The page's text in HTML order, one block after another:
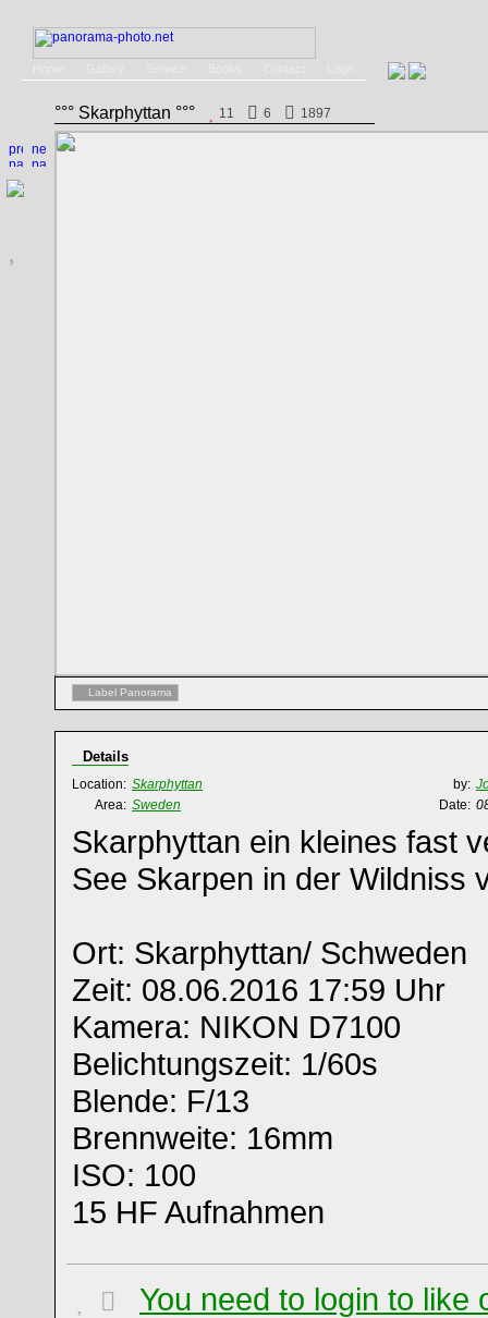
°°° Skarphyttan °°° 11 6 1897
Label Panorama
Details
Location: Skarphyttan by:
Area: Sweden Date:
Skarphyttan ein kleines fast
See Skarpen in der Wildniss
Ort: Skarphyttan/ Schweden
Zeit: 08.06.2016 17:59 Uhr
Kamera: NIKON D7100
Belichtungszeit: 1/60s
Blende: F/13
Brennweite: 16mm
ISO: 100
15 HF Aufnahmen
You need to login to like